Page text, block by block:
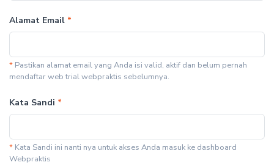
Alamat Email *
* Pastikan alamat email yang Anda isi valid, aktif dan belum pernah
mendaftar web trial webpraktis sebelumnya.
Kata Sandi *
* Kata Sandi ini nanti nya untuk akses Anda masuk ke dashboard
Webpraktis